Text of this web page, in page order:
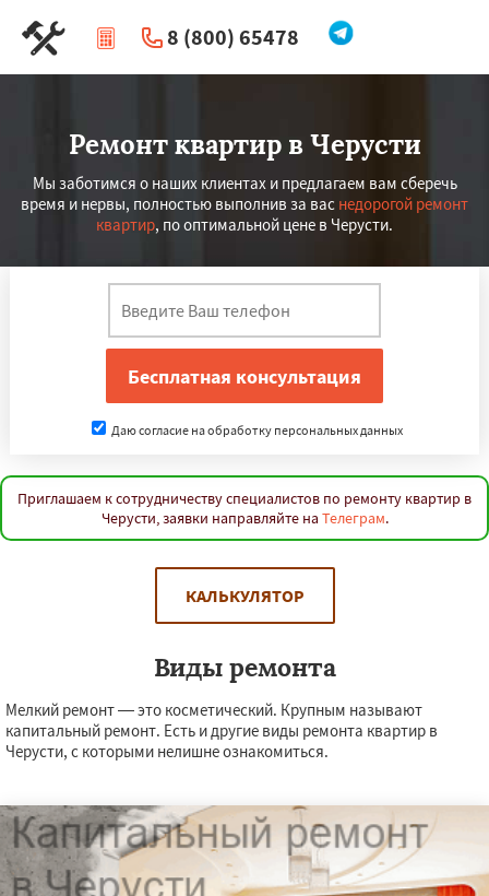
8 (800) 65478
| Перезвоните мне
Ремонт квартир в Черусти
Мы заботимся о наших клиентах и предлагаем вам сберечь
время и нервы, полностью выполнив за вас недорогой ремонт
квартир, по оптимальной цене в Черусти.
Даю согласие на обработку персональных данных
Приглашаем к сотрудничеству специалистов по ремонту квартир в
Черусти, заявки направляйте на Телеграм.
КАЛЬКУЛЯТОР
Виды ремонта
Мелкий ремонт — это косметический. Крупным называют
капитальный ремонт. Есть и другие виды ремонта квартир в
Черусти, с которыми нелишне ознакомиться.